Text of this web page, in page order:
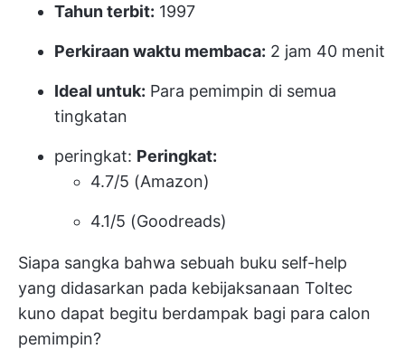
Tahun terbit: 1997
Perkiraan waktu membaca: 2 jam 40 menit
Ideal untuk: Para pemimpin di semua
tingkatan
peringkat: Peringkat:
4.7/5 (Amazon)
4.1/5 (Goodreads)
Siapa sangka bahwa sebuah buku self-help
yang didasarkan pada kebijaksanaan Toltec
kuno dapat begitu berdampak bagi para calon
pemimpin?